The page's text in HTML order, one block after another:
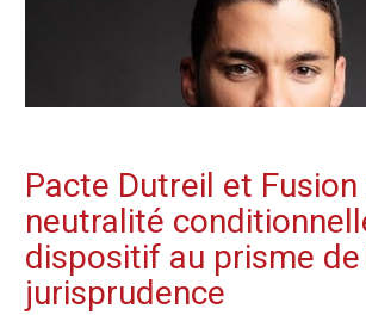
Pacte Dutreil et Fusion
neutralité
dispositif au prisme de
jurisprudence